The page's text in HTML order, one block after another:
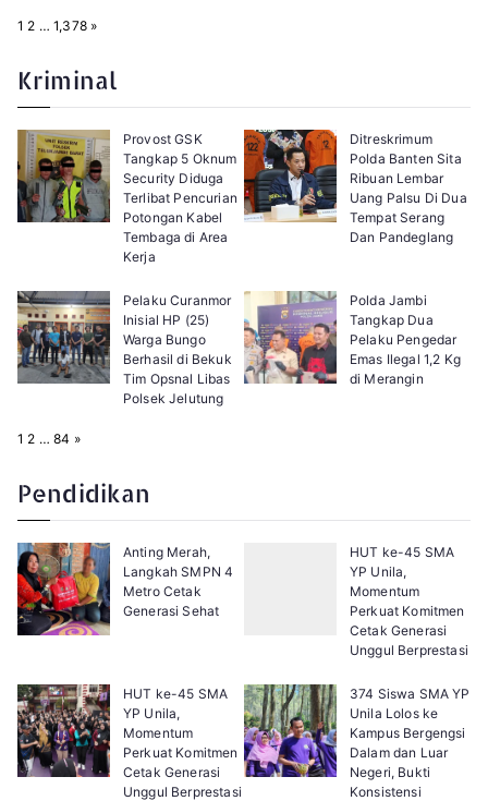
P
:
1 2 … 1,378 N
»
Kriminal
Provost GSK
Tangkap 5 Oknum
Security Diduga
Terlibat Pencurian
Potongan Kabel
Tembaga di Area
Kerja
Ditreskrimum
Polda Banten Sita
Ribuan Lembar
Uang Palsu Di Dua
Tempat Serang
Dan Pandeglang
Pelaku Curanmor
Inisial HP (25)
Warga Bungo
Berhasil di Bekuk
Tim Opsnal Libas
Polsek Jelutung
Polda Jambi
Tangkap Dua
Pelaku Pengedar
Emas Ilegal 1,2 Kg
di Merangin
P
:
1 2 … 84 N
»
Pendidikan
Anting Merah,
Langkah SMPN 4
Metro Cetak
Generasi Sehat
HUT ke-45 SMA
YP Unila,
Momentum
Perkuat Komitmen
Cetak Generasi
Unggul Berprestasi
HUT ke-45 SMA
YP Unila,
Momentum
Perkuat Komitmen
Cetak Generasi
Unggul Berprestasi
374 Siswa SMA YP
Unila Lolos ke
Kampus Bergengsi
Dalam dan Luar
Negeri, Bukti
Konsistensi